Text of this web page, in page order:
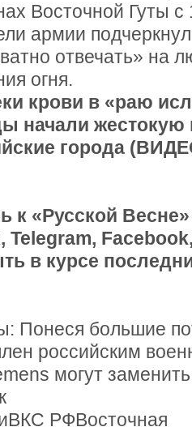
Восточной Гуты
армии
отвечать» на
огня.
крови в «раю
начали жестокую
города
к «Русской
Telegram,
в курсе
Понеся большие
российским
могут
РФВосточная